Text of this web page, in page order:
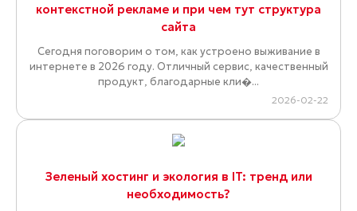
контекстной рекламе и при чем тут структура
сайта
Сегодня поговорим о том, как устроено выживание в
интернете в 2026 году. Отличный сервис, качественный
продукт, благодарные кли�...
2026-02-22
Зеленый хостинг и экология в IT: тренд или
необходимость?